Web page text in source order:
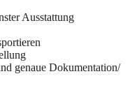
Ausstattung
genaue Dokumentation/